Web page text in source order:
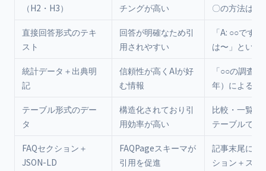
（H2・H3）
チングが高い
〇の方法は？
直接回答形式のテキ
スト
回答が明確なため引
用されやすい
「A: ○○です
は〜」という
統計データ＋出典明
記
信頼性が高くAIが好
む情報
「○○の調査
年）によると
テーブル形式のデー
タ
構造化されており引
用効率が高い
比較・一覧デ
テーブルで表
FAQセクション＋
JSON-LD
FAQPageスキーマが
引用を促進
記事末尾に
ション＋スキ